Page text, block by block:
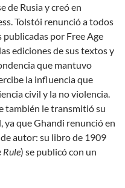
de Rusia y creó en
Tolstói renunció a todos
publicadas por Free Age
ediciones de sus textos y
que mantuvo
la influencia que
civil y la no violencia.
también le transmitió su
que Ghandi renunció en
autor: su libro de 1909
Rule) se publicó con un